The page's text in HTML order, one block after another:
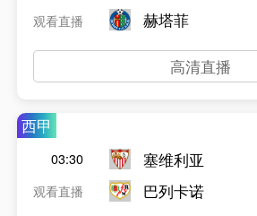
观看直播
赫塔菲
高清直播
西甲
03:30
观看直播
塞维利亚
巴列卡诺